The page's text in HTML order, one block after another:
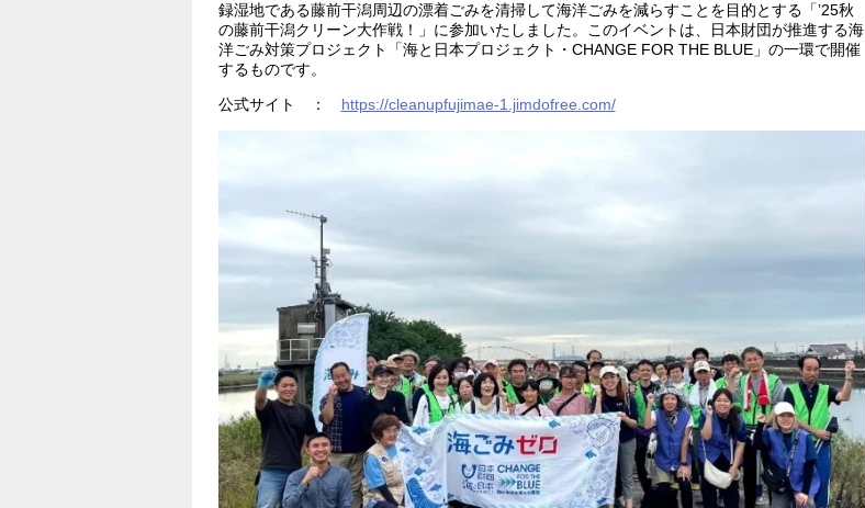
録湿地である藤前干潟周辺の漂着ごみを清掃して海洋ごみを減らすことを目的とする「’25秋
の藤前干潟クリーン大作戦！」に参加いたしました。このイベントは、日本財団が推進する海
洋ごみ対策プロジェクト「海と日本プロジェクト・CHANGE FOR THE BLUE」の一環で開催
するものです。
公式サイト ： https://cleanupfujimae-1.jimdofree.com/